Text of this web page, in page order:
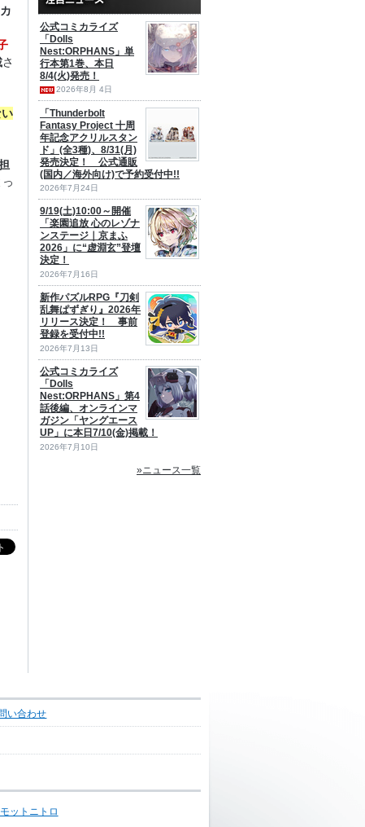
さ
公式コミカライズ
「Dolls
Nest:ORPHANS」単
行本第1巻、本日
8/4(火)発売！
2026年8月 4日
「Thunderbolt
Fantasy Project 十周
年記念アクリルスタン
ド」(全3種)、8/31(月)
発売決定！ 公式通販
(国内／海外向け)で予約受付中!!
2026年7月24日
9/19(土)10:00～開催
「楽園追放 心のレゾナ
ンステージ｜京まふ
2026」に“虚淵玄”登壇
決定！
2026年7月16日
新作パズルRPG『刀剣
乱舞ぱずぎり』2026年
リリース決定！ 事前
登録を受付中!!
2026年7月13日
公式コミカライズ
「Dolls
Nest:ORPHANS」第4
話後編、オンラインマ
ガジン「ヤングエース
UP」に本日7/10(金)掲載！
2026年7月10日
»ニュース一覧
い合わせ
モットニトロ